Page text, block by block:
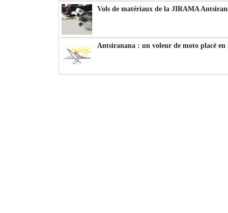
Vols de matériaux de la JIRAMA
Antsiranana : un voleur de moto placé en